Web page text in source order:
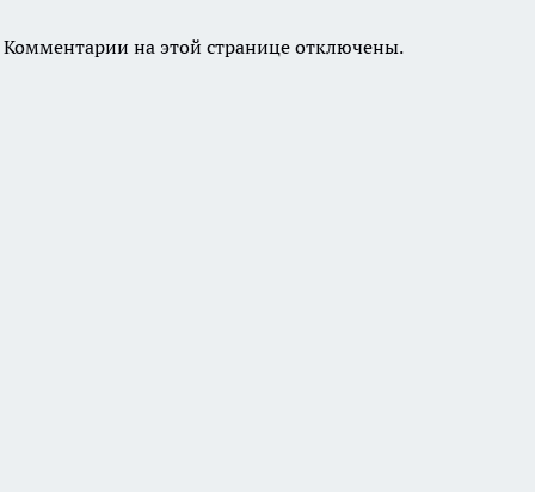
Комментарии на этой странице отключены.